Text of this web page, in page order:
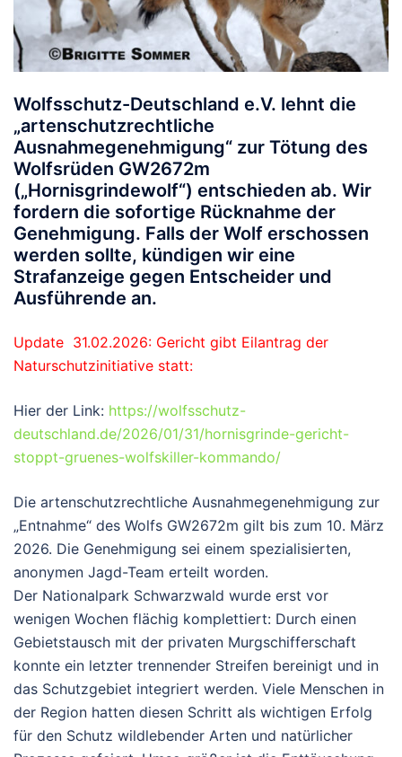
Wolfsschutz-Deutschland e.V. lehnt die
„artenschutzrechtliche
Ausnahmegenehmigung“ zur Tötung des
Wolfsrüden GW2672m
(„Hornisgrindewolf“) entschieden ab. Wir
fordern die sofortige Rücknahme der
Genehmigung. Falls der Wolf erschossen
werden sollte, kündigen wir eine
Strafanzeige gegen Entscheider und
Ausführende an.
Update 31.02.2026: Gericht gibt Eilantrag der
Naturschutzinitiative statt:
Hier der Link: https://wolfsschutz-
deutschland.de/2026/01/31/hornisgrinde-gericht-
stoppt-gruenes-wolfskiller-kommando/
Die artenschutzrechtliche Ausnahmegenehmigung zur
„Entnahme“ des Wolfs GW2672m gilt bis zum 10. März
2026. Die Genehmigung sei einem spezialisierten,
anonymen Jagd-Team erteilt worden.
Der Nationalpark Schwarzwald wurde erst vor
wenigen Wochen flächig komplettiert: Durch einen
Gebietstausch mit der privaten Murgschifferschaft
konnte ein letzter trennender Streifen bereinigt und in
das Schutzgebiet integriert werden. Viele Menschen in
der Region hatten diesen Schritt als wichtigen Erfolg
für den Schutz wildlebender Arten und natürlicher